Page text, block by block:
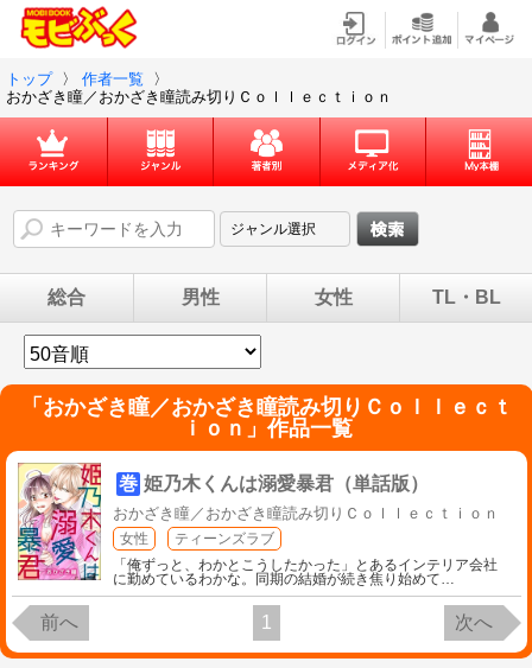
トップ 〉 作者一覧
〉
おかざき瞳／おかざき瞳読み切りＣｏｌｌｅｃｔｉｏｎ
総合 男性 女性 TL・BL
「 おかざき瞳／おかざき瞳読み切りＣｏｌｌｅｃｔ
ｉｏｎ 」作品一覧
巻 姫乃木くんは溺愛暴君（単話版）
おかざき瞳／おかざき瞳読み切りＣｏｌｌｅｃｔｉｏｎ
女性
ティーンズラブ
「俺ずっと、わかとこうしたかった」とあるインテリア会社
に勤めているわかな。同期の結婚が続き焦り始めて…
前へ 1 次へ